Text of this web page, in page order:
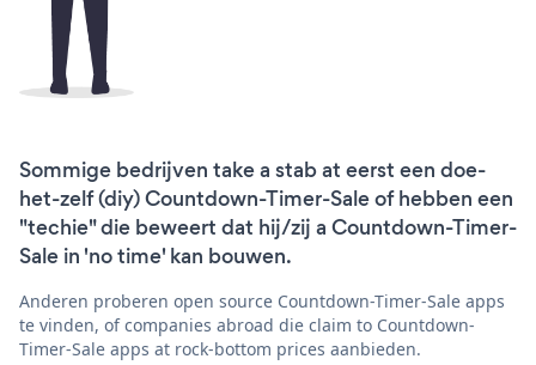
Sommige bedrijven take a stab at eerst een doe-
het-zelf (diy) Countdown-Timer-Sale of hebben een
"techie" die beweert dat hij/zij a Countdown-Timer-
Sale in 'no time' kan bouwen.
Anderen proberen open source Countdown-Timer-Sale apps
te vinden, of companies abroad die claim to Countdown-
Timer-Sale apps at rock-bottom prices aanbieden.